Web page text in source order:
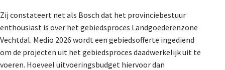
Zij constateert net als Bosch dat het provinciebestuur
enthousiast is over het gebiedsproces Landgoederenzone
Vechtdal. Medio 2026 wordt een gebiedsofferte ingediend
om de projecten uit het gebiedsproces daadwerkelijk uit te
voeren. Hoeveel uitvoeringsbudget hiervoor dan